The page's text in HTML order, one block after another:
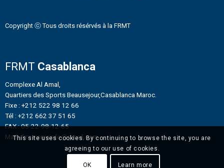
Copyright ⓒ Tous droits résérvés à la FRMT
FRMT Casablanca
Complexe Al Amal,
Quartiers des Sports Beausejour,Casablanca Maroc.
Fixe : +212 522 98 12 66
Tél : +212 662 37 51 65
FAX : 05-22-98-12-65
Mail : frmtennisinfo@gmail.com
This site uses cookies. By continuing to browse the site, you are
agreeing to our use of cookies.
OK Learn more